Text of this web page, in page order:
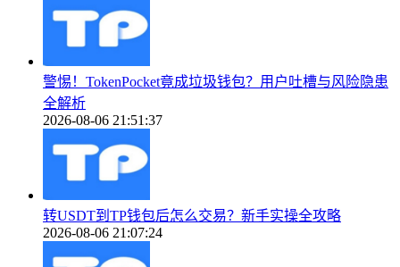
警惕！TokenPocket竟成垃圾钱包？用户吐槽与风险隐患
全解析
2026-08-06 21:51:37
转USDT到TP钱包后怎么交易？新手实操全攻略
2026-08-06 21:07:24